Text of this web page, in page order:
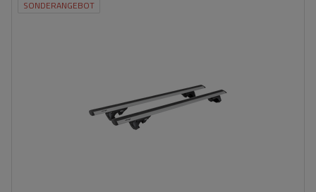
SONDERANGEBOT